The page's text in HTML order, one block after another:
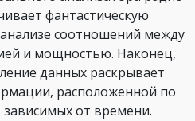
фантастическую
соотношений между
и мощностью. Наконец,
данных раскрывает
расположенной по
от времени.